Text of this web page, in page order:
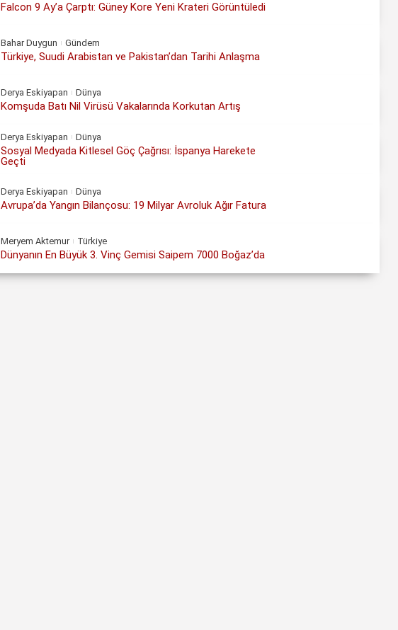
Falcon 9 Ay’a Çarptı: Güney Kore Yeni Krateri Görüntüledi
Bahar Duygun Gündem
Türkiye, Suudi Arabistan ve Pakistan’dan Tarihi Anlaşma
Derya Eskiyapan Dünya
Komşuda Batı Nil Virüsü Vakalarında Korkutan Artış
Derya Eskiyapan Dünya
Sosyal Medyada Kitlesel Göç Çağrısı: İspanya Harekete
Geçti
Derya Eskiyapan Dünya
Avrupa’da Yangın Bilançosu: 19 Milyar Avroluk Ağır Fatura
Meryem Aktemur Türkiye
Dünyanın En Büyük 3. Vinç Gemisi Saipem 7000 Boğaz’da